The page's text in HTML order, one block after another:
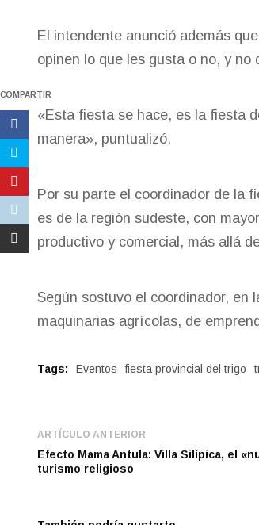
COMPARTIR
El intendente anunció además
opinen lo que les gusta o no, y no
«Esta fiesta se hace, es la fiesta
manera», puntualizó.
Por su parte el coordinador de la
es de la región sudeste, con
productivo y comercial, más allá
Según sostuvo el coordinador, en
maquinarias agrícolas, de
Tags: Eventos fiesta provincial del trigo
ARTÍCULO ANTERIOR
Efecto Mama Antula: Villa Silípica, el
turismo religioso